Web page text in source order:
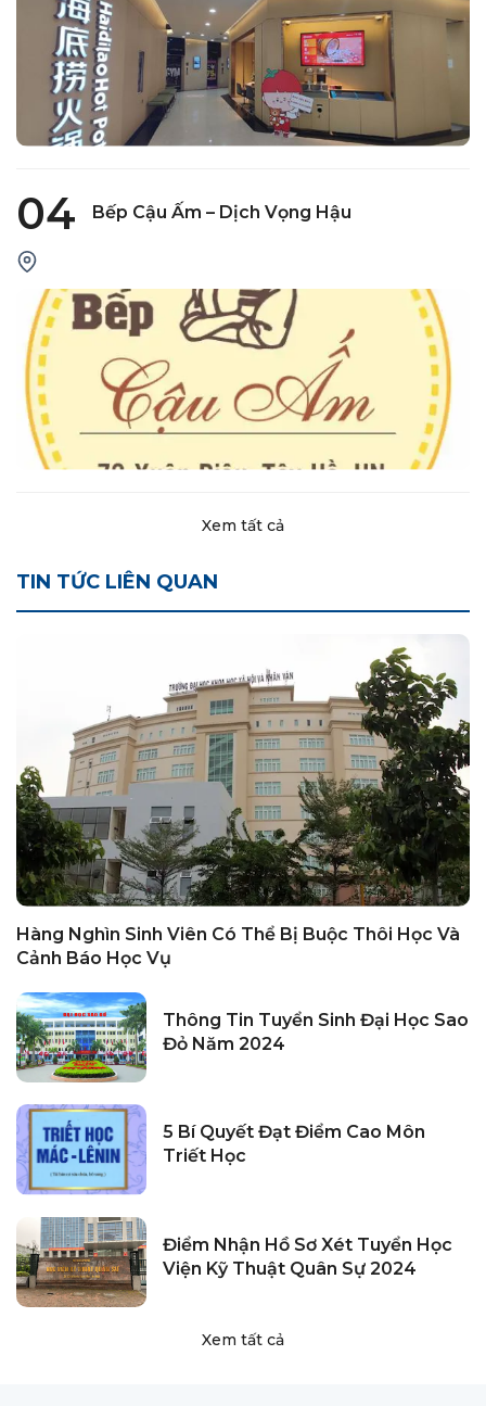
04 Bếp Cậu Ấm – Dịch Vọng Hậu
Xem tất cả
TIN TỨC LIÊN QUAN
Hàng Nghìn Sinh Viên Có Thể Bị Buộc Thôi Học Và
Cảnh Báo Học Vụ
Thông Tin Tuyển Sinh Đại Học Sao
Đỏ Năm 2024
5 Bí Quyết Đạt Điểm Cao Môn
Triết Học
Điểm Nhận Hồ Sơ Xét Tuyển Học
Viện Kỹ Thuật Quân Sự 2024
Xem tất cả